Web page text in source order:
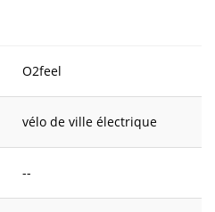
O2feel
vélo de ville électrique
--